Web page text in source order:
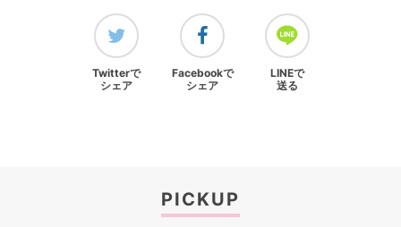
Twitterで
シェア
Facebookで
シェア
LINEで
送る
PICKUP